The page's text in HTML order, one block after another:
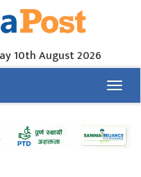
10th August 2026